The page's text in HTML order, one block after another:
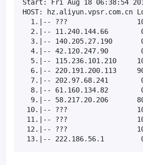
Start: Fri Aug 18 06:38:54
HOST: hz.aliyun.vpsr.com.cn
1.|-- ???
2.|-- 11.240.144.66
3.|-- 140.205.27.190
4.|-- 42.120.247.90
5.|-- 115.236.101.210
6.|-- 220.191.200.113
7.|-- 202.97.68.241
8.|-- 61.160.134.82
9.|-- 58.217.20.206
10.|-- ???
11.|-- ???
12.|-- ???
13.|-- 222.186.56.1